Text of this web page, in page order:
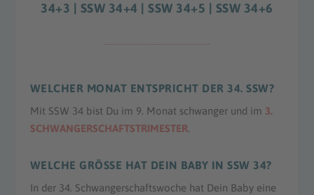
34+3 | SSW 34+4 | SSW 34+5 | SSW 34+6
WELCHER MONAT ENTSPRICHT DER 34. SSW?
Mit SSW 34 bist Du im 9. Monat schwanger und im 3.
SCHWANGERSCHAFTSTRIMESTER.
WELCHE GRÖSSE HAT DEIN BABY IN SSW 34?
In der 34. Schwangerschaftswoche hat Dein Baby eine